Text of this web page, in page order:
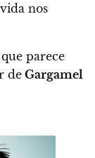
nos
parece
de Gargamel